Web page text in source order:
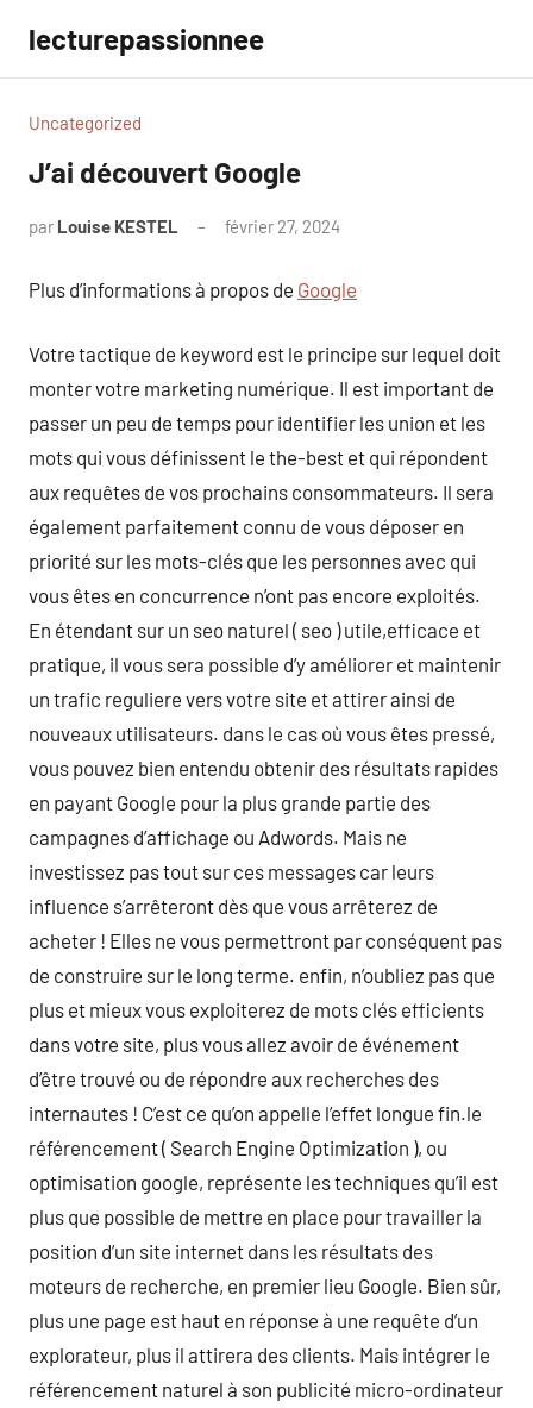
contenu
lecturepassionnee
Uncategorized
J’ai découvert Google
par Louise KESTEL février 27, 2024
Plus d’informations à propos de Google
Votre tactique de keyword est le principe sur lequel doit
monter votre marketing numérique. Il est important de
passer un peu de temps pour identifier les union et les
mots qui vous définissent le the-best et qui répondent
aux requêtes de vos prochains consommateurs. Il sera
également parfaitement connu de vous déposer en
priorité sur les mots-clés que les personnes avec qui
vous êtes en concurrence n’ont pas encore exploités.
En étendant sur un seo naturel ( seo ) utile,efficace et
pratique, il vous sera possible d’y améliorer et maintenir
un trafic reguliere vers votre site et attirer ainsi de
nouveaux utilisateurs. dans le cas où vous êtes pressé,
vous pouvez bien entendu obtenir des résultats rapides
en payant Google pour la plus grande partie des
campagnes d’affichage ou Adwords. Mais ne
investissez pas tout sur ces messages car leurs
influence s’arrêteront dès que vous arrêterez de
acheter ! Elles ne vous permettront par conséquent pas
de construire sur le long terme. enfin, n’oubliez pas que
plus et mieux vous exploiterez de mots clés efficients
dans votre site, plus vous allez avoir de événement
d’être trouvé ou de répondre aux recherches des
internautes ! C’est ce qu’on appelle l’effet longue fin.le
référencement ( Search Engine Optimization ), ou
optimisation google, représente les techniques qu’il est
plus que possible de mettre en place pour travailler la
position d’un site internet dans les résultats des
moteurs de recherche, en premier lieu Google. Bien sûr,
plus une page est haut en réponse à une requête d’un
explorateur, plus il attirera des clients. Mais intégrer le
référencement naturel à son publicité micro-ordinateur